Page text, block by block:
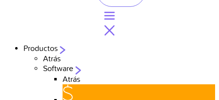
Productos
Atrás
Software
Atrás